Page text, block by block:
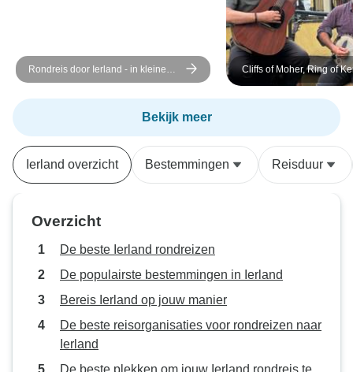
Rondreis door Ierland - in kleine
groep - 7 dagen
Cliffs of Moher, Ring of
zuidwesten van Ierland –
groep – 5 dagen
Bekijk meer
Ierland overzicht Bestemmingen Reisduur
Overzicht
De beste Ierland rondreizen
De populairste bestemmingen in Ierland
Bereis Ierland op jouw manier
De beste reisorganisaties voor rondreizen naar
Ierland
De beste plekken om jouw Ierland rondreis te